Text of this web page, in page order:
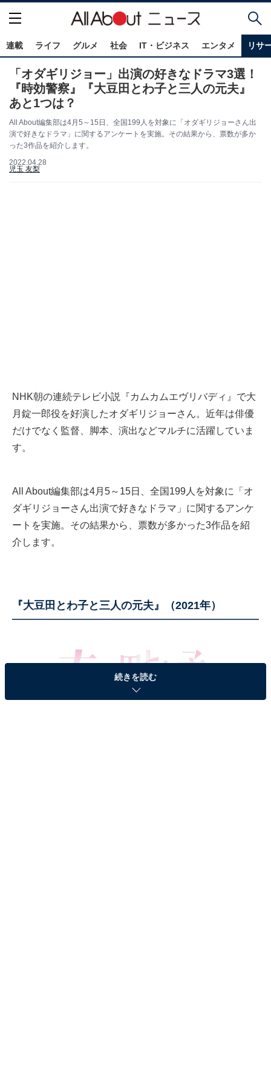
連載 ライフ グルメ 社会 IT・ビジネス エンタメ リサ
「オダギリジョー」出演の好きなドラマ3選！
『時効警察』『大豆田とわ子と三人の元夫』
あと1つは？
All About編集部は4月5～15日、全国199人を対象に「オダギリジョーさん出
演で好きなドラマ」に関するアンケートを実施。その結果から、票数が多か
った3作品を紹介します。
2022.04.28
児玉 友梨
NHK朝の連続テレビ小説『カムカムエヴリバディ』で大
月錠一郎役を好演したオダギリジョーさん。近年は俳優
だけでなく監督、脚本、演出などマルチに活躍していま
す。
All About編集部は4月5～15日、全国199人を対象に「オ
ダギリジョーさん出演で好きなドラマ」に関するアンケ
ートを実施。その結果から、票数が多かった3作品を紹
介します。
『大豆田とわ子と三人の元夫』（2021年）
続きを読む